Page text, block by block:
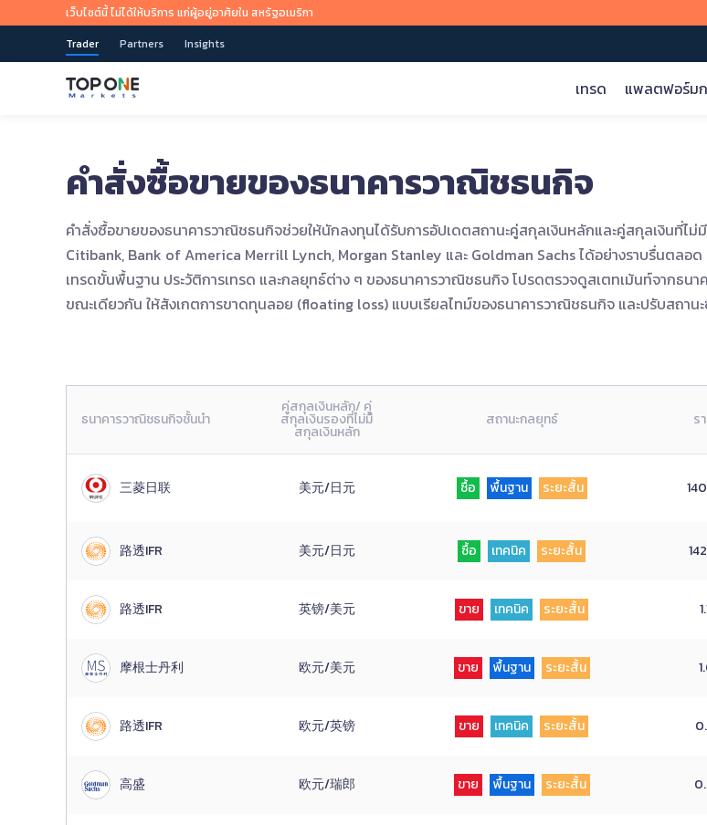
เว็บไซต์นี้ ไม่ได้ให้บริการ แก่ผู้อยู่อาศัยใน สหรัฐอเมริกา
Trader
Partners Insights
เทรด
เข้าถึงตลาดโลก
เงิน Forex มากกว่า 35 คู่ ทองคำ น้ำมัน หุ้น ดัชนี และสกุลเงิน
ดิจิทัลหลัก ฯลฯ
ทั่วไป>
เริ่มเทรดตอนนี้เลย
ตลาดโลก
Forex
สินค้าโภคภัณฑ์
ดัชนี
หุ้น
คริปโต
แพลตฟอร์มก
เทรดได้ทุกที่ ทุกเวลา
ข่าวการตลาดและงานวิจัย
เทรด และการอ้างอิงกลยุทธ์แบบมืออาชีพ
การวิเคราะห์ตลาด
การวิเคราะห์การเทรด
เจาะลึกตลาด
โอกาสทางการตลาด
ภาพรวมการเรียนรู้ หลักสูตรออนไลน์
ขั้นพื้นฐาน
เงื่อนไข
ผลิตภัณฑ์
การซื้อขาย
ปัจจัยพื้นฐาน
เทคนิค
เกี่ยวกับ TOP ONE
สามารถเทรดผลิตภัณฑ์ในตลาดการเงินจากทั่วโลกได้รวดเร็วยิ่ง
ขึ้น ผ่านนวัตกรรมแพลตฟอร์มและแอปพลิเคชันของเรา
เริ่มเทรดตอนนี้เลย
เกี่ยวกับเรา
โปรแกรมพันธมิตร
การคุ้มครองเงินทุนของลูกค้า
คำสั่งซื้อขายของธนาคารวาณิชธนกิจ
คำสั่งซื้อขายของธนาคารวาณิชธนกิจช่วยให้นักลงทุนได้รับการอัปเดตสถานะคู่สกุลเงินหลักและคู่สกุลเงินที่ไ
Citibank, Bank of America Merrill Lynch, Morgan Stanley และ Goldman Sachs ได้อย่างราบรื่นตล
เทรดขั้นพื้นฐาน ประวัติการเทรด และกลยุทธ์ต่าง ๆ ของธนาคารวาณิชธนกิจ โปรดตรวจดูสเตทเม้นท์จากธน
ขณะเดียวกัน ให้สังเกตการขาดทุนลอย (floating loss) แบบเรียลไทม์ของธนาคารวาณิชธนกิจ และปรับสถานะ
ธนาคารวาณิชธนกิจชั้นนำ
คู่สกุลเงินหลัก/ คู่
สกุลเงินรองที่ไม่มี
สกุลเงินหลัก
สถานะกลยุทธ์ ร
三菱日联 美元/日元 ซื้อ พื้นฐาน ระยะสั้น
路透IFR 美元/日元 ซื้อ เทคนิค ระยะสั้น
路透IFR 英镑/美元 ขาย เทคนิค ระยะสั้น
摩根士丹利 欧元/美元 ขาย พื้นฐาน ระยะสั้น
路透IFR 欧元/英镑 ขาย เทคนิค ระยะสั้น
高盛 欧元/瑞郎 ขาย พื้นฐาน ระยะสั้น